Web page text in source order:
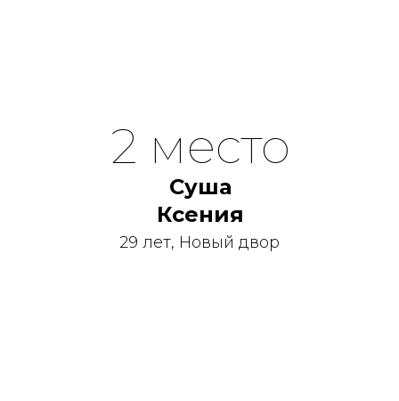
Суша
Ксения
29 лет, Новый двор
2 место